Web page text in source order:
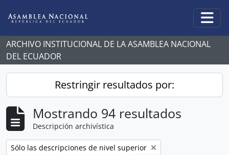
ARCHIVO INSTITUCIONAL DE LA ASAMBLEA NACIONAL
DEL ECUADOR
Restringir resultados por:
Mostrando 94 resultados
Descripción archivística
Remove filter:
Sólo las descripciones de nivel superior